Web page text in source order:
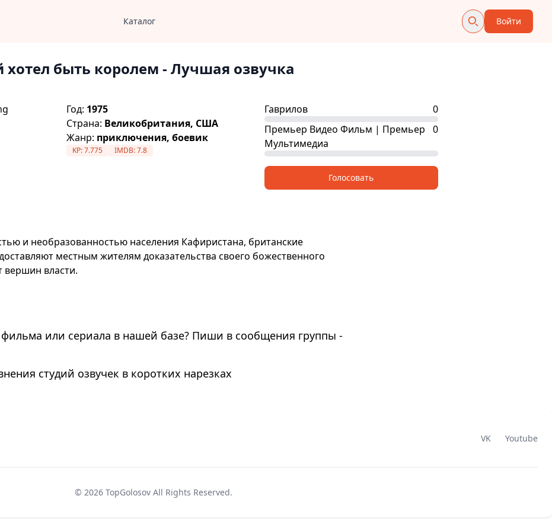
Каталог Войти
хотел быть королем - Лучшая озвучка
Год: 1975
Страна: Великобритания, США
Жанр: приключения, боевик
KP:7.775 IMDB:7.8
Гаврилов
0
Премьер Видео Фильм | Премьер
Мультимедиа
0
Голосовать
и необразованностью населения Кафиристана, британские
местным жителям доказательства своего божественного
вершин власти.
или сериала в нашей базе? Пиши в сообщения группы -
студий озвучек в коротких нарезках
VK Youtube
© 2026 TopGolosov All Rights Reserved.